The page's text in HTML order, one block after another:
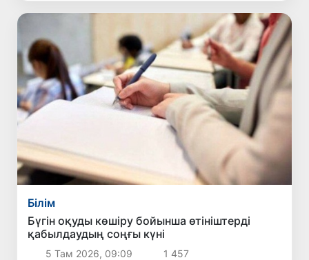
Білім
Бүгін оқуды көшіру бойынша өтініштерді
қабылдаудың соңғы күні
5 Там 2026, 09:09 1 457